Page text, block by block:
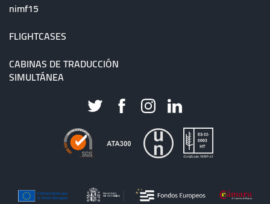
nimf15
FLIGHTCASES
CABINAS DE TRADUCCIÓN
SIMULTÁNEA